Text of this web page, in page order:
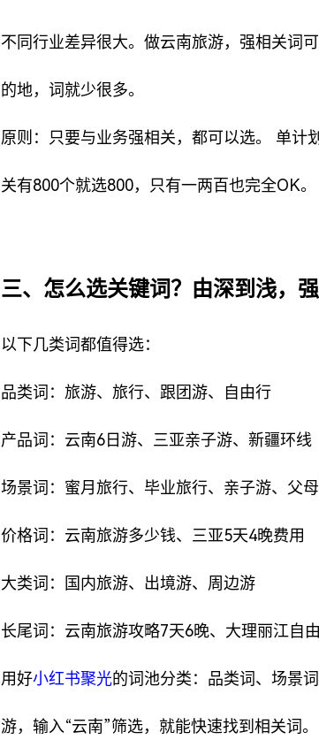
不同行业差异很大。做云南旅游，强相关词
的地，词就少很多。
原则：只要与业务强相关，都可以选。 单计
关有800个就选800，只有一两百也完全OK。
三、怎么选关键词？由深到浅，
以下几类词都值得选：
品类词：旅游、旅行、跟团游、自由行
产品词：云南6日游、三亚亲子游、新疆环线
场景词：蜜月旅行、毕业旅行、亲子游、父
价格词：云南旅游多少钱、三亚5天4晚费用
大类词：国内旅游、出境游、周边游
长尾词：云南旅游攻略7天6晚、大理丽江自
用好小红书聚光的词池分类：品类词、场景
游，输入“云南”筛选，就能快速找到相关词。